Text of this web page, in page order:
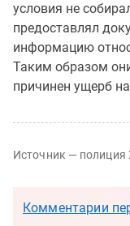
условия не
предоставлял
информацию
Таким образом
причинен ущерб
Источник — полиция
Комментарии